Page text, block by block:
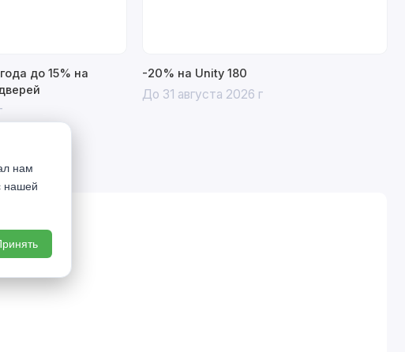
до 15% на
-20% на Unity 180
До 31 августа 2026 г
нам
нашей